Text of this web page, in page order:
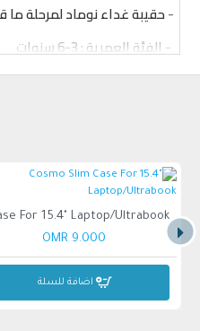
-حقيبة غداء نوماد لمرحلة
-الفئة العمرية : 3-6 سنوات
-الجنس: البنات
9.000 OMR
اضافة للسلة